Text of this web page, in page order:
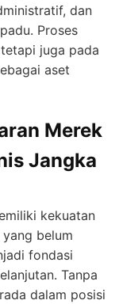
dan
Proses
juga pada
aset
Merek
Jangka
kekuatan
belum
fondasi
Tanpa
dalam posisi